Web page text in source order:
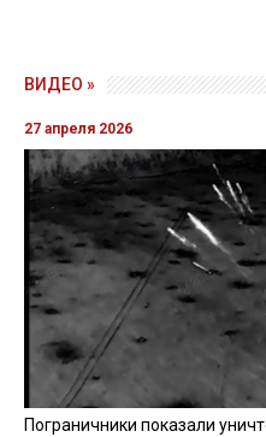
ВИДЕО »
27 апреля 2026
Пограничники показали